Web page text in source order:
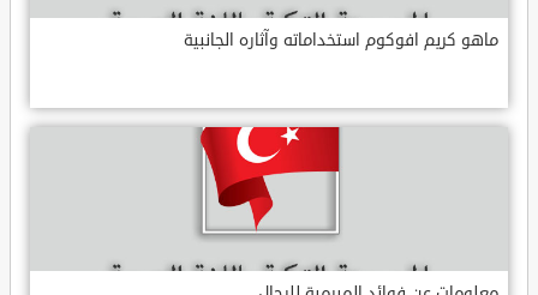
ماهو كريم افوكوم استخداماته وآثاره الجانبية